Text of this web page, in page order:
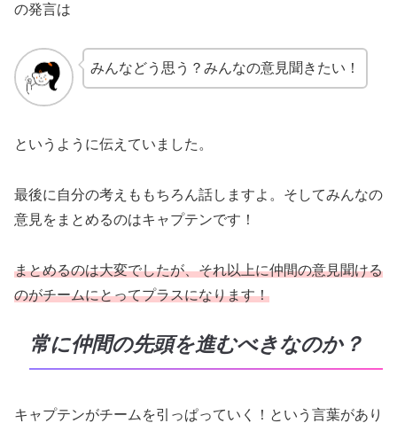
の発言は
みんなどう思う？みんなの意見聞きたい！
というように伝えていました。
最後に自分の考えももちろん話しますよ。そしてみんなの
意見をまとめるのはキャプテンです！
まとめるのは大変でしたが、それ以上に仲間の意見聞ける
のがチームにとってプラスになります！
常に仲間の先頭を進むべきなのか？
キャプテンがチームを引っぱっていく！という言葉があり